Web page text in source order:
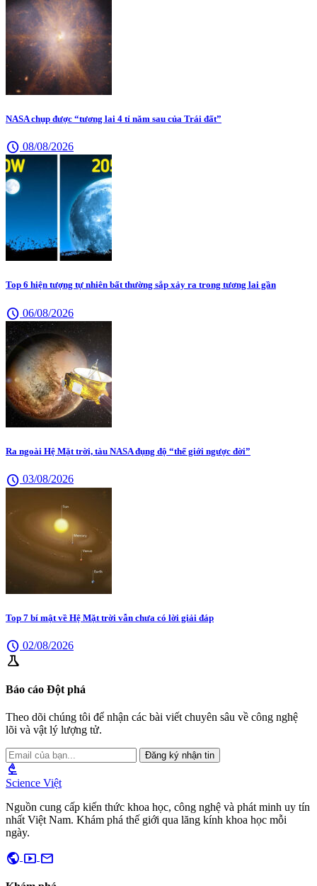
NASA chụp được “tương lai 4 tỉ năm sau của Trái đất”
schedule 08/08/2026
Top 6 hiện tượng tự nhiên bất thường sắp xảy ra trong tương lai gần
schedule 06/08/2026
Ra ngoài Hệ Mặt trời, tàu NASA đụng độ “thế giới ngược đời”
schedule 03/08/2026
Top 7 bí mật về Hệ Mặt trời vẫn chưa có lời giải đáp
schedule 02/08/2026
science
Báo cáo Đột phá
Theo dõi chúng tôi để nhận các bài viết chuyên sâu về công nghệ
lõi và vật lý lượng tử.
Đăng ký nhận tin
biotech
Science Việt
Nguồn cung cấp kiến thức khoa học, công nghệ và phát minh uy tín
nhất Việt Nam. Khám phá thế giới qua lăng kính khoa học mỗi
ngày.
public smart_display mail